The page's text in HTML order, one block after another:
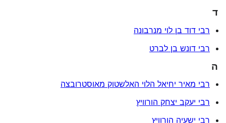
ד
רבי דוד בן לוי מנרבונה
רבי דונש בן לברט
ה
רבי מאיר יחיאל הלוי האלשטוק מאוסטרובצה
רבי יעקב יצחק הורוויץ
רבי ישעיה הורוויץ